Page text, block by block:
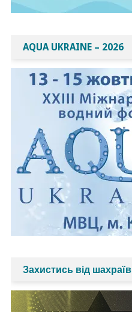
AQUA UKRAINE – 2026
Захистись від шахраїв